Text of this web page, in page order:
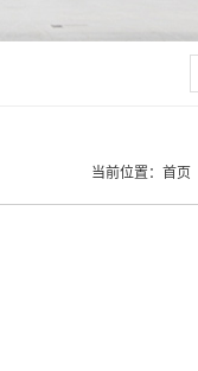
当前位置： 首页